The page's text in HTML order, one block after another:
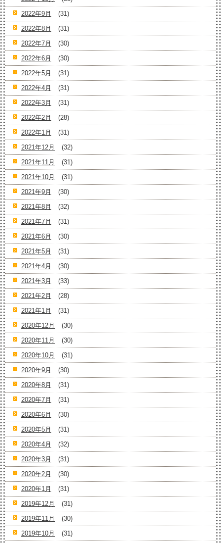
2022年9月
(31)
2022年8月
(31)
2022年7月
(30)
2022年6月
(30)
2022年5月
(31)
2022年4月
(31)
2022年3月
(31)
2022年2月
(28)
2022年1月
(31)
2021年12月
(32)
2021年11月
(31)
2021年10月
(31)
2021年9月
(30)
2021年8月
(32)
2021年7月
(31)
2021年6月
(30)
2021年5月
(31)
2021年4月
(30)
2021年3月
(33)
2021年2月
(28)
2021年1月
(31)
2020年12月
(30)
2020年11月
(30)
2020年10月
(31)
2020年9月
(30)
2020年8月
(31)
2020年7月
(31)
2020年6月
(30)
2020年5月
(31)
2020年4月
(32)
2020年3月
(31)
2020年2月
(30)
2020年1月
(31)
2019年12月
(31)
2019年11月
(30)
2019年10月
(31)